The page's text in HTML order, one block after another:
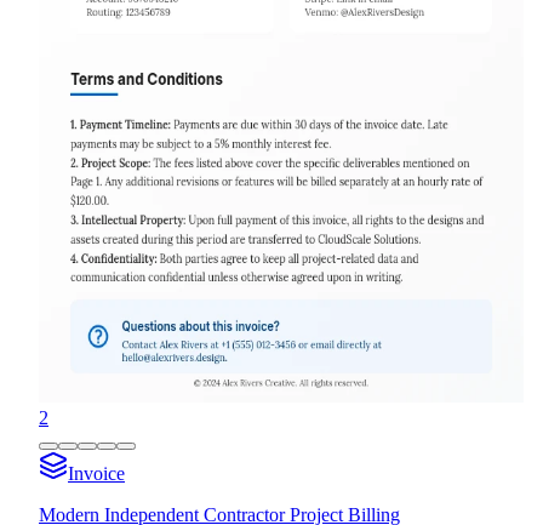
2
Invoice
Modern Independent Contractor Project Billing